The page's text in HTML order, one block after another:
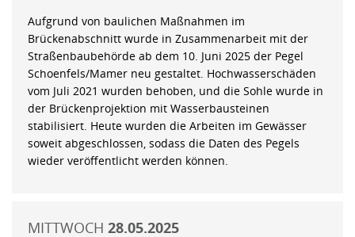
Aufgrund von baulichen Maßnahmen im
Brückenabschnitt wurde in Zusammenarbeit mit der
Straßenbaubehörde ab dem 10. Juni 2025 der Pegel
Schoenfels/Mamer neu gestaltet. Hochwasserschäden
vom Juli 2021 wurden behoben, und die Sohle wurde in
der Brückenprojektion mit Wasserbausteinen
stabilisiert. Heute wurden die Arbeiten im Gewässer
soweit abgeschlossen, sodass die Daten des Pegels
wieder veröffentlicht werden können.
MITTWOCH 28.05.2025